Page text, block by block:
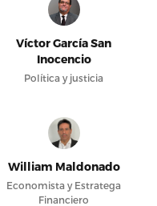
Víctor García San
Inocencio
Política y justicia
William Maldonado
Economista y Estratega
Financiero